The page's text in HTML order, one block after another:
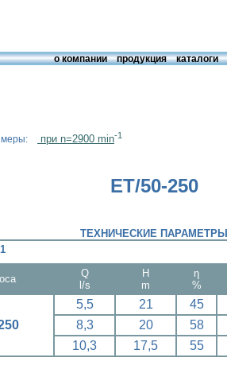
о компании продукция каталоги
при n=2900 min-1
ЕТ/50-250
ТЕХНИЧЕСКИЕ ПАРАМЕТРЫ
Q
l/s
H
m
η
%
5,5 21 45
8,3 20 58
10,3
17,5 55